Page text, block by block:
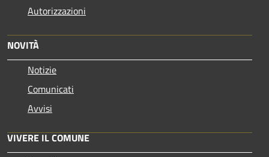
Autorizzazioni
NOVITÀ
Notizie
Comunicati
Avvisi
VIVERE IL COMUNE